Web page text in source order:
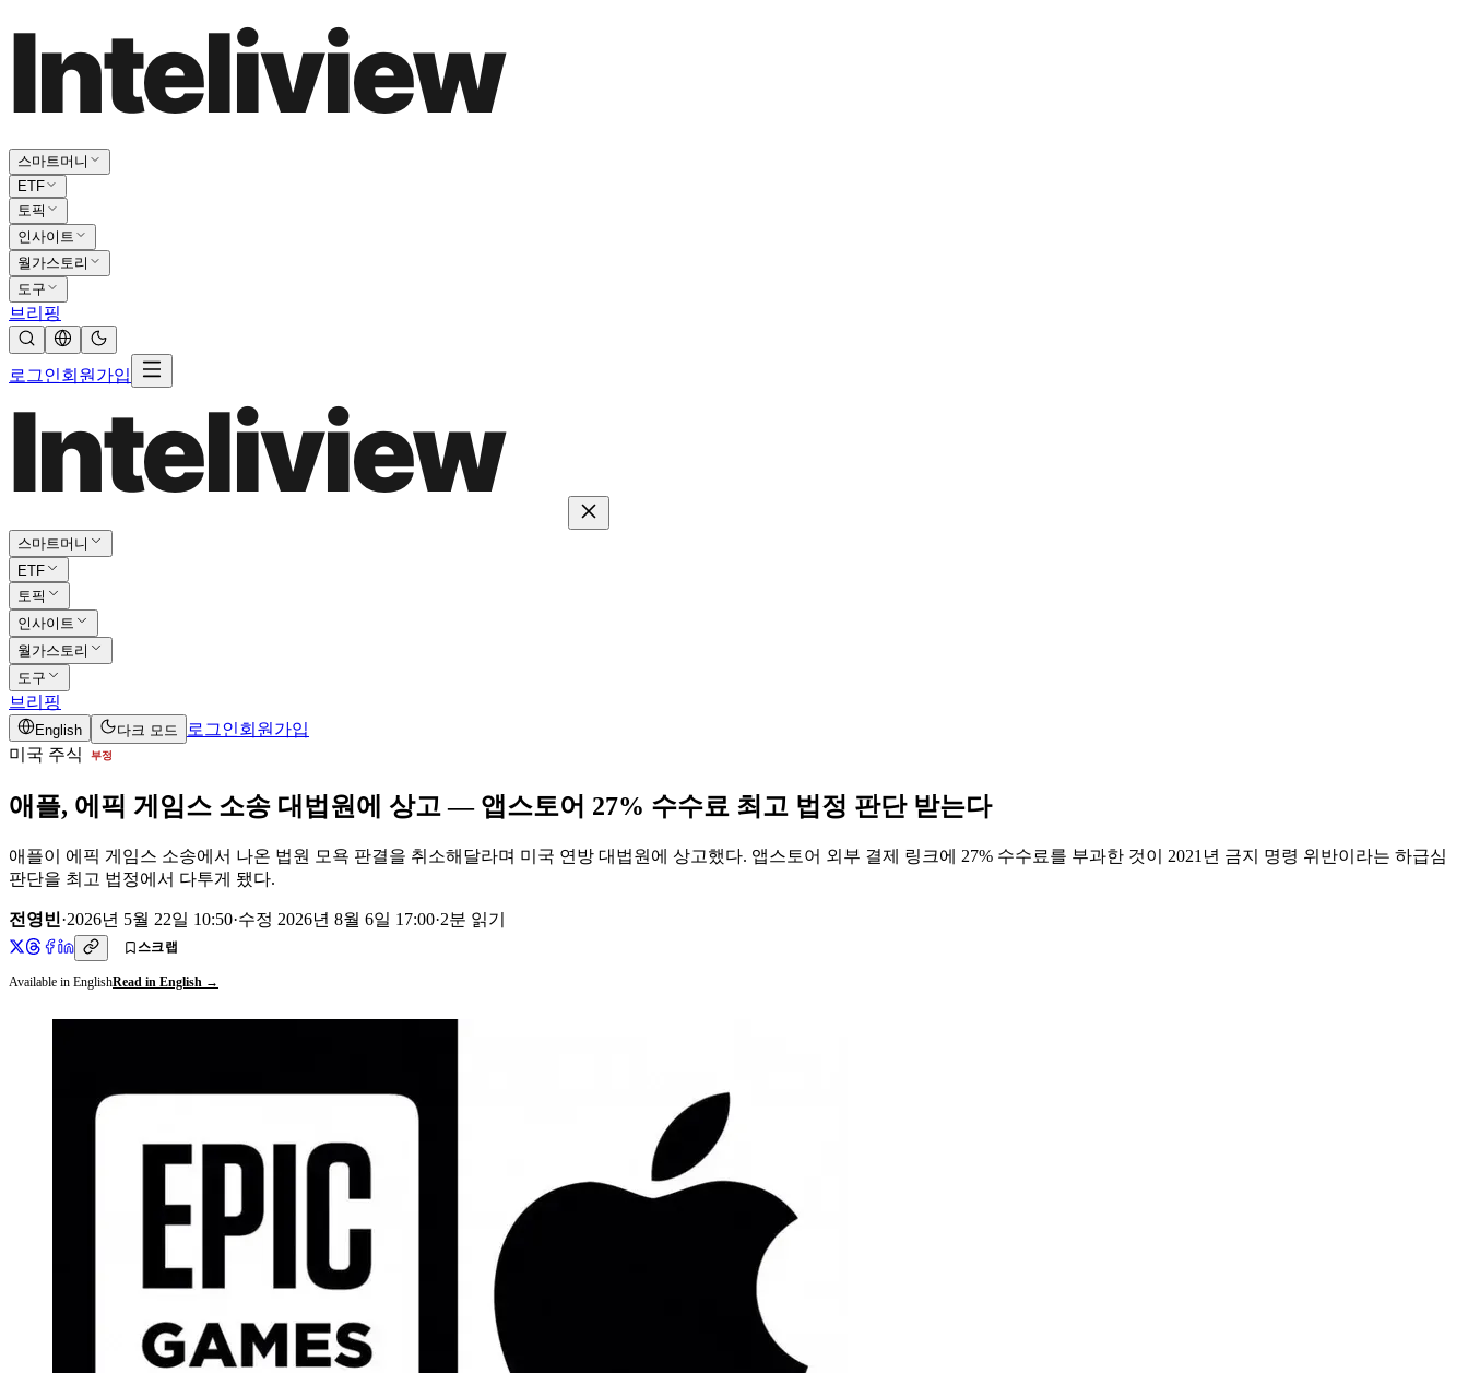
스마트머니
ETF
토픽
인사이트
월가스토리
도구
브리핑
로그인회원가입
스마트머니
ETF
토픽
인사이트
월가스토리
도구
브리핑
English 다크 모드 로그인회원가입
미국 주식
부정
애플, 에픽 게임스 소송 대법원에 상고 — 앱스토어 27% 수수료 최고 법정 판단 받는다
애플이 에픽 게임스 소송에서 나온 법원 모욕 판결을 취소해달라며 미국 연방 대법원에 상고했다. 앱스토어 외부 결제 링크에 27% 수수료를 부과한 것이 2021년 금지 명령 위반이라는 하급심
판단을 최고 법정에서 다투게 됐다.
전영빈·2026년 5월 22일 10:50·수정 2026년 8월 6일 17:00·2분 읽기
스크랩
Available in EnglishRead in English →